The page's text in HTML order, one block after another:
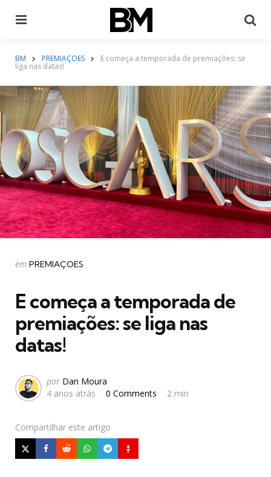
BM PREMIAÇOES E começa a temporada de premiações: se
liga nas datas!
Categorias
Postado
em PREMIAÇOES
E começa a temporada de
premiações: se liga nas
datas!
Postado
por
por Dan Moura
4 anos atrás
0 Comments 2 min
Compartilhar este artigo